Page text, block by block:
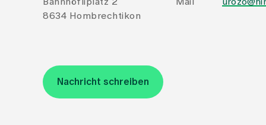
8634 Hombrechtikon
Nachricht schreiben